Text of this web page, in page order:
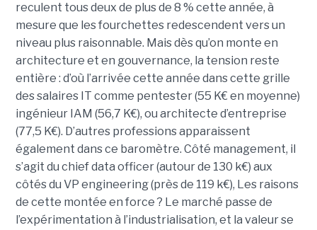
reculent tous deux de plus de 8 % cette année, à
mesure que les fourchettes redescendent vers un
niveau plus raisonnable. Mais dès qu’on monte en
architecture et en gouvernance, la tension reste
entière : d’où l’arrivée cette année dans cette grille
des salaires IT comme pentester (55 K€ en moyenne)
ingénieur IAM (56,7 K€), ou architecte d’entreprise
(77,5 K€). D’autres professions apparaissent
également dans ce baromètre. Côté management, il
s’agit du chief data officer (autour de 130 k€) aux
côtés du VP engineering (près de 119 k€), Les raisons
de cette montée en force ? Le marché passe de
l’expérimentation à l’industrialisation, et la valeur se